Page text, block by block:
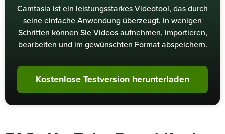
Camtasia ist ein leistungsstarkes Videotool, das durch
seine einfache Anwendung überzeugt. In wenigen
Schritten können Sie Videos aufnehmen, importieren,
bearbeiten und im gewünschten Format abspeichern.
Kostenlose Testversion herunterladen